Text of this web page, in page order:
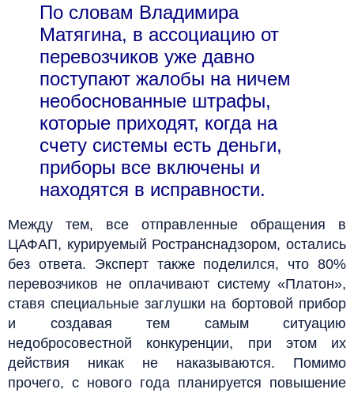
По словам Владимира
Матягина, в ассоциацию от
перевозчиков уже давно
поступают жалобы на ничем
необоснованные штрафы,
которые приходят, когда на
счету системы есть деньги,
приборы все включены и
находятся в исправности.
Между тем, все отправленные обращения в
ЦАФАП, курируемый Ространснадзором, остались
без ответа. Эксперт также поделился, что 80%
перевозчиков не оплачивают систему «Платон»,
ставя специальные заглушки на бортовой прибор
и создавая тем самым ситуацию
недобросовестной конкуренции, при этом их
действия никак не наказываются. Помимо
прочего, с нового года планируется повышение